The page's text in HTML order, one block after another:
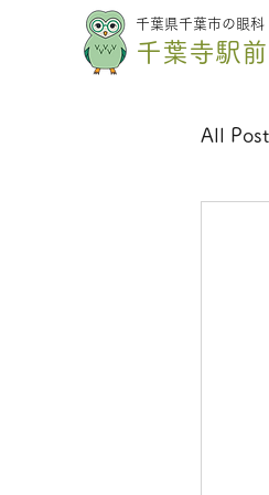
千葉県千葉市の眼科
千葉寺駅
All